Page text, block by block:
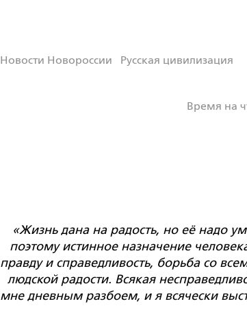
Новости Новороссии
Русская цивилизация
Время на
«Жизнь дана на радость, но её надо
поэтому истинное назначение
правду и справедливость, борьба со
людской радости. Всякая
мне дневным разбоем, и я всячески